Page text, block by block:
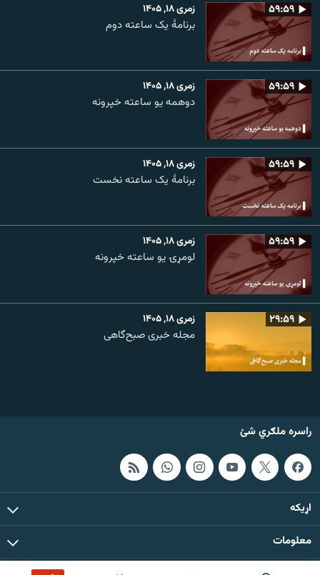
۵۹:۵۹ زمری ۱۸, ۱۴۰۵
برنامۀ یک ساعته دوم
۵۹:۵۹ زمری ۱۸, ۱۴۰۵
دوهمه یو ساعته خپرونه
۵۹:۵۹ زمری ۱۸, ۱۴۰۵
برنامۀ یک ساعته نخست
۵۹:۵۹ زمری ۱۸, ۱۴۰۵
لومړۍ یو ساعته خپرونه
۲۹:۵۹ زمری ۱۸, ۱۴۰۵
مجله خبری صبح‌گاهی
راسره ملګري شئ
اړيکه
معلومات